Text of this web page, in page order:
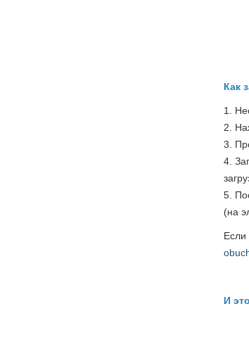
Как
1.
2.
3.
4.
5.
(на
Если
И